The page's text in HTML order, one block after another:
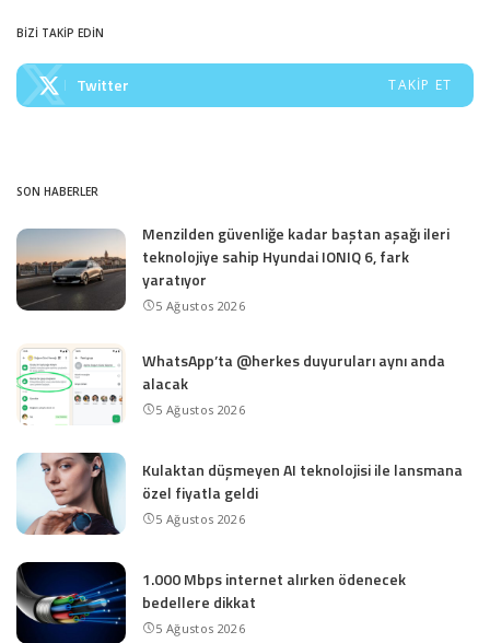
BİZİ TAKİP EDİN
Twitter TAKIP ET
SON HABERLER
Menzilden güvenliğe kadar baştan aşağı ileri
teknolojiye sahip Hyundai IONIQ 6, fark
yaratıyor
5 Ağustos 2026
WhatsApp’ta @herkes duyuruları aynı anda
alacak
5 Ağustos 2026
Kulaktan düşmeyen AI teknolojisi ile lansmana
özel fiyatla geldi
5 Ağustos 2026
1.000 Mbps internet alırken ödenecek
bedellere dikkat
5 Ağustos 2026